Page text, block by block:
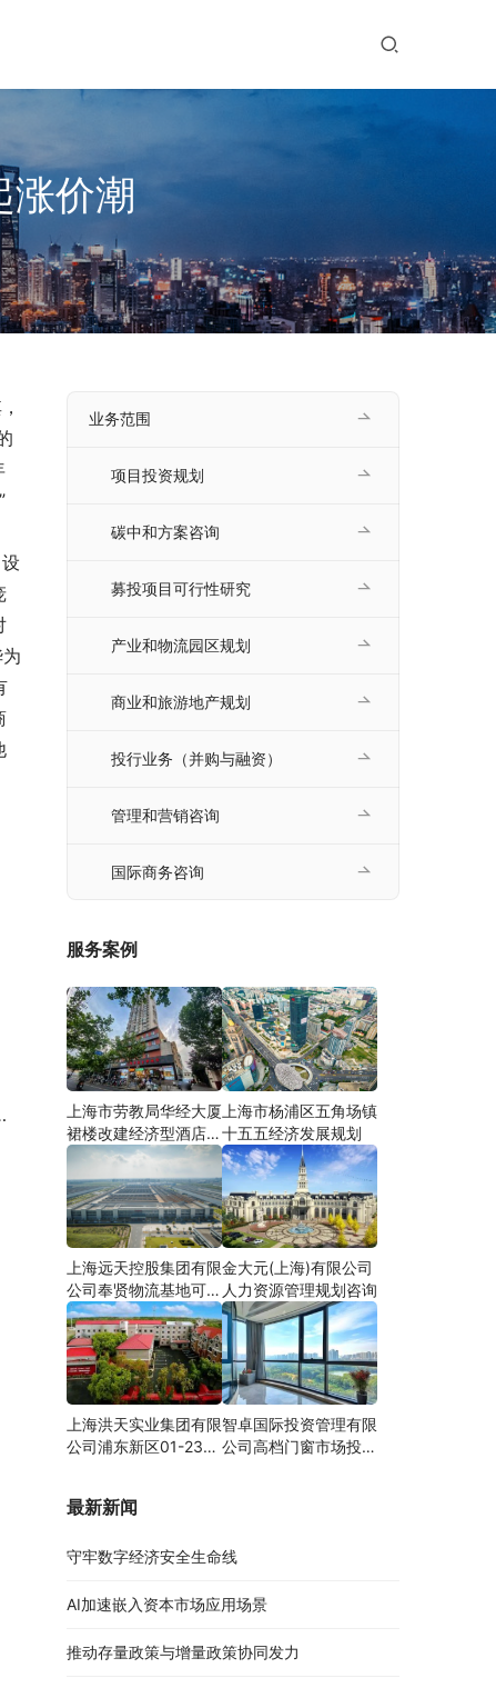
涨价潮
业务范围
项目投资规划
碳中和方案咨询
募投项目可行性研究
产业和物流园区规划
商业和旅游地产规划
投行业务（并购与融资）
管理和营销咨询
国际商务咨询
服务案例
上海市劳教局华经大厦
裙楼改建经济型酒店可
研
上海市杨浦区五角场镇
十五五经济发展规划
上海远天控股集团有限
公司奉贤物流基地可行
性研究
金大元(上海)有限公司
人力资源管理规划咨询
上海洪天实业集团有限
公司浦东新区01-23地
智卓国际投资管理有限
公司高档门窗市场投资
最新新闻
守牢数字经济安全生命线
AI加速嵌入资本市场应用场景
推动存量政策与增量政策协同发力